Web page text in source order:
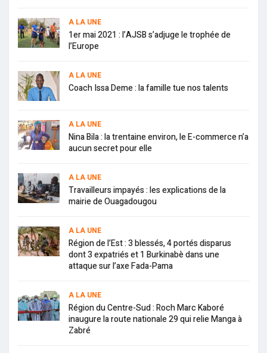
A LA UNE
1er mai 2021 : l’AJSB s’adjuge le trophée de
l’Europe
A LA UNE
Coach Issa Deme : la famille tue nos talents
A LA UNE
Nina Bila : la trentaine environ, le E-commerce n’a
aucun secret pour elle
A LA UNE
Travailleurs impayés : les explications de la
mairie de Ouagadougou
A LA UNE
Région de l’Est : 3 blessés, 4 portés disparus
dont 3 expatriés et 1 Burkinabè dans une
attaque sur l’axe Fada-Pama
A LA UNE
Région du Centre-Sud : Roch Marc Kaboré
inaugure la route nationale 29 qui relie Manga à
Zabré